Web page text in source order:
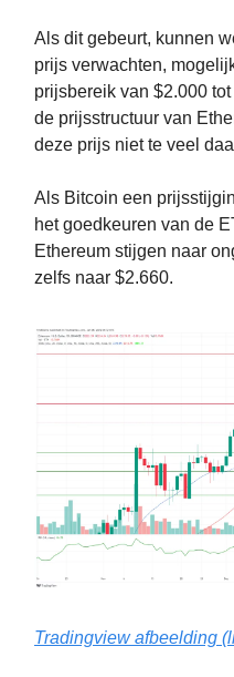
Als dit gebeurt, kunnen
prijs verwachten,
prijsbereik van $2.000
de prijsstructuur van
deze prijs niet te veel
Als Bitcoin een
het goedkeuren van de
Ethereum stijgen naar
zelfs naar $2.660.
Tradingview afbeelding